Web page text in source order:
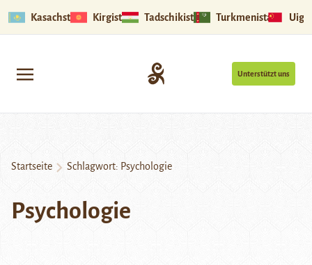
Kasachstan Kirgistan Tadschikistan Turkmenistan
Unterstützt uns
Startseite Schlagwort: Psychologie
Psychologie